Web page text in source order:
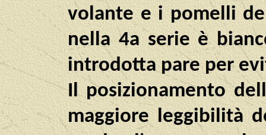
volante e i pomelli
nella 4a serie è
introdotta pare per
Il posizionamento
maggiore leggibilità